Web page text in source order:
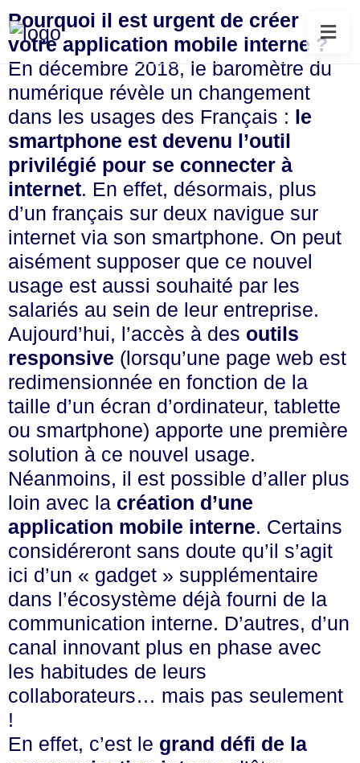
Pourquoi il est urgent de créer
votre application mobile interne ?
En décembre 2018, le baromètre du
numérique révèle un changement
dans les usages des Français : le
smartphone est devenu l’outil
privilégié pour se connecter à
internet. En effet, désormais, plus
d’un français sur deux navigue sur
internet via son smartphone. On peut
aisément supposer que ce nouvel
usage est aussi souhaité par les
salariés au sein de leur entreprise.
Aujourd’hui, l’accès à des outils
responsive (lorsqu’une page web est
redimensionnée en fonction de la
taille d’un écran d’ordinateur, tablette
ou smartphone) apporte une première
solution à ce nouvel usage.
Néanmoins, il est possible d’aller plus
loin avec la création d’une
application mobile interne. Certains
considéreront sans doute qu’il s’agit
ici d’un « gadget » supplémentaire
dans l’écosystème déjà fourni de la
communication interne. D’autres, d’un
canal innovant plus en phase avec
les habitudes de leurs
collaborateurs… mais pas seulement
!
En effet, c’est le grand défi de la